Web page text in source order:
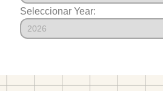
Seleccionar Year: